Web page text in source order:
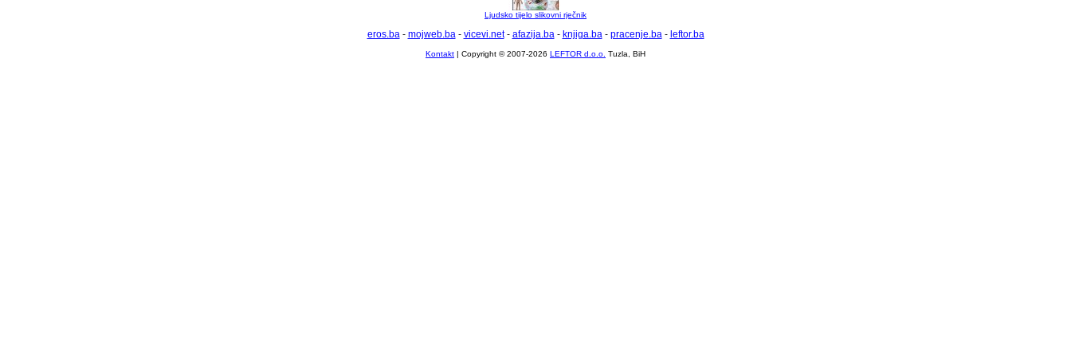
Ljudsko tijelo slikovni rječnik
eros.ba- mojweb.ba- vicevi.net- afazija.ba- knjiga.ba- pracenje.ba- leftor.ba
Kontakt | Copyright © 2007-2026 LEFTOR d.o.o. Tuzla, BiH